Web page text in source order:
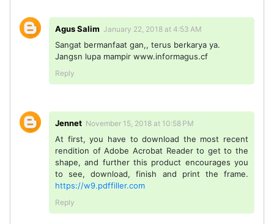
Agus Salim January 22, 2018 at 4:53 AM
Sangat bermanfaat gan,, terus berkarya ya.
Jangsn lupa mampir www.informagus.cf
Reply
Jennet November 15, 2018 at 10:58 PM
At first, you have to download the most recent
rendition of Adobe Acrobat Reader to get to the
shape, and further this product encourages you
to see, download, finish and print the frame.
https://w9.pdffiller.com
Reply